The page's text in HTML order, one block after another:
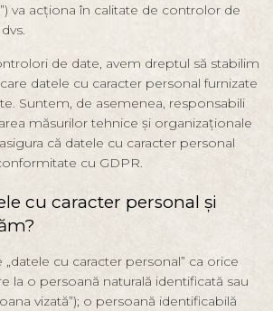
va acționa în calitate de controlor de
de date, avem dreptul să stabilim
datele cu caracter personal furnizate
Suntem, de asemenea, responsabili
măsurilor tehnice și organizaționale
că datele cu caracter personal
cu GDPR.
cu caracter personal și
„datele cu caracter personal” ca orice
la o persoană naturală identificată sau
vizată”); o persoană identificabilă